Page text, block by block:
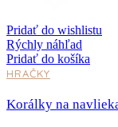
Pridať do wishlistu
Rýchly náhľad
Pridať do košíka
HRAČKY
Korálky na